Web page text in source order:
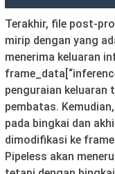
Terakhir, file post-
mirip dengan yang
menerima keluaran
penguraian keluaran
pembatas.
pada bingkai dan
dimodifikasi ke
Pipeless akan